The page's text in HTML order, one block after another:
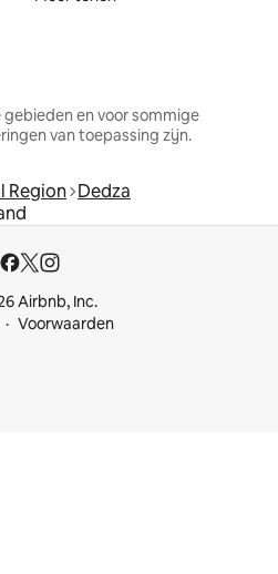
en voor sommige
van toepassing zijn.
Region Dedza
Airbnb, Inc.
Voorwaarden